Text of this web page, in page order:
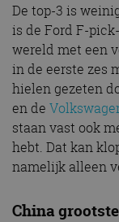
De top-3 is
is de Ford F-
wereld met een
in de eerste zes
hielen gezeten
en de
staan vast ook
hebt. Dat kan
namelijk alleen
China